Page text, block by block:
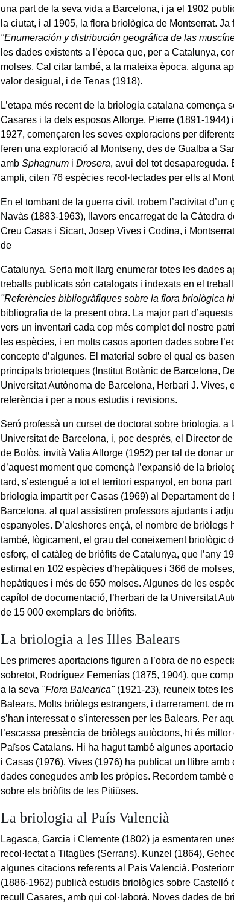
una part de la seva vida a Barcelona, i ja el 1902
la ciutat, i al 1905, la flora briològica de Montserrat.
"Enumeración y distribución geográfica de las
les dades existents a l’època que, per a Catalunya,
molses. Cal citar també, a la mateixa època, alguna
valor desigual, i de Tenas (1918).
L’etapa més recent de la briologia catalana comença
Casares i la dels esposos Allorge, Pierre (1891-1944)
1927, començaren les seves exploracions per
feren una exploració al Montseny, des de Gualba a
ambSphagnum iDrosera, avui del tot desapareguda.
ampli, citen 76 espècies recol·lectades per ells al
En el tombant de la guerra civil, trobem l’activitat
Navàs (1883-1963), llavors encarregat de la Càtedra
Creu Casas i Sicart, Josep Vives i Codina, i
de
Catalunya. Seria molt llarg enumerar totes les dades
treballs publicats són catalogats i indexats en el
"Referències bibliogràfiques sobre la flora briològica
bibliografia de la present obra. La major part
vers un inventari cada cop més complet del nostre
les espècies, i en molts casos aporten dades sobre
concepte d’algunes. El material sobre el qual es
principals brioteques (Institut Botànic de Barcelona,
Universitat Autònoma de Barcelona, Herbari J. Vives,
referència i per a nous estudis i revisions.
Seró professà un curset de doctorat sobre briologia, a
Universitat de Barcelona, i, poc després, el Director
de Bolòs, invità Valia Allorge (1952) per tal de donar
d’aquest moment que començà l’expansió de la
tard, s’estengué a tot el territori espanyol, en bona
briologia impartit per Casas (1969) al Departament
Barcelona, al qual assistiren professors ajudants i
espanyoles. D’aleshores ençà, el nombre de briòlegs
també, lògicament, el grau del coneixement briològic
esforç, el catàleg de briòfits de Catalunya, que l’any
estimat en 102 espècies d’hepàtiques i 366 de
hepàtiques i més de 650 molses. Algunes de les
capítol de documentació, l’herbari de la Universitat
de 15 000 exemplars de briòfits.
La briologia a les Illes Balears
Les primeres aportacions figuren a l’obra de no
sobretot, Rodríguez Femenías (1875, 1904), que
a la seva "Flora Balearica"(1921-23), reuneix totes
Balears. Molts briòlegs estrangers, i darrerament, de
s’han interessat o s’interessen per les Balears. Per
l’escassa presència de briòlegs autòctons, hi és
Països Catalans. Hi ha hagut també algunes
i Casas (1976). Vives (1976) ha publicat un llibre
dades conegudes amb les pròpies. Recordem també
sobre els briòfits de les Pitiüses.
La briologia al País Valencià
Lagasca, Garcia i Clemente (1802) ja esmentaren
recol·lectat a Titagües (Serrans). Kunzel (1864),
algunes citacions referents al País Valencià.
(1886-1962) publicà estudis briològics sobre Castelló
recull Casares, amb qui col·laborà. Noves dades de